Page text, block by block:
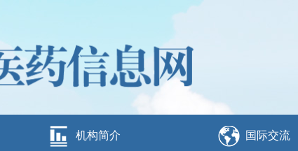
机构简介 国际交流